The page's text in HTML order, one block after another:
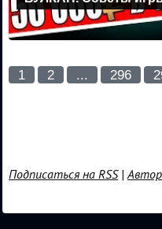
1 2 ... 296
Подписаться на RSS|